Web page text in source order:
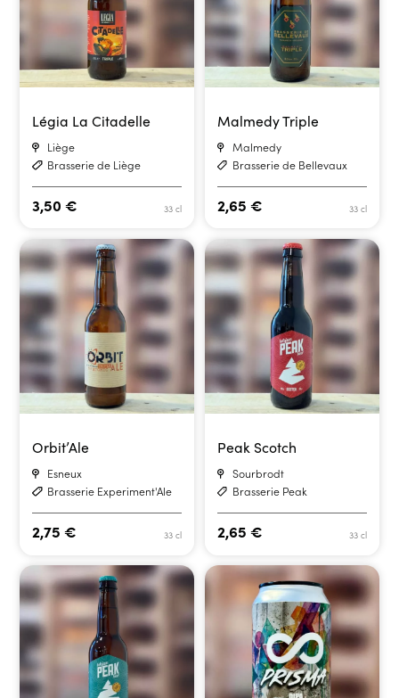
Légia La Citadelle
Liège
Brasserie de Liège
33 cl
3,50€
Malmedy Triple
Malmedy
Brasserie de Bellevaux
33 cl
2,65 €
Orbit’Ale
Esneux
Brasserie Experiment'Ale
33 cl
2,75€
Peak Scotch
Sourbrodt
Brasserie Peak
33 cl
2,65 €